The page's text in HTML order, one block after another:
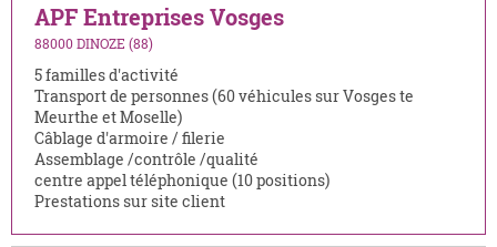
APF Entreprises Vosges
88000 DINOZE (88)
5 familles d'activité
Transport de personnes (60 véhicules sur Vosges te
Meurthe et Moselle)
Câblage d'armoire / filerie
Assemblage /contrôle /qualité
centre appel téléphonique (10 positions)
Prestations sur site client